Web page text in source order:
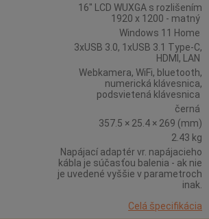
16" LCD WUXGA s rozlišením
1920 x 1200 - matný
Windows 11 Home
3xUSB 3.0, 1xUSB 3.1 Type-C,
HDMI, LAN
Webkamera, WiFi, bluetooth,
numerická klávesnica,
podsvietená klávesnica
černá
357.5 × 25.4 × 269 (mm)
2.43 kg
Napájací adaptér vr. napájacieho
kábla je súčasťou balenia - ak nie
je uvedené vyššie v parametroch
inak.
Celá špecifikácia